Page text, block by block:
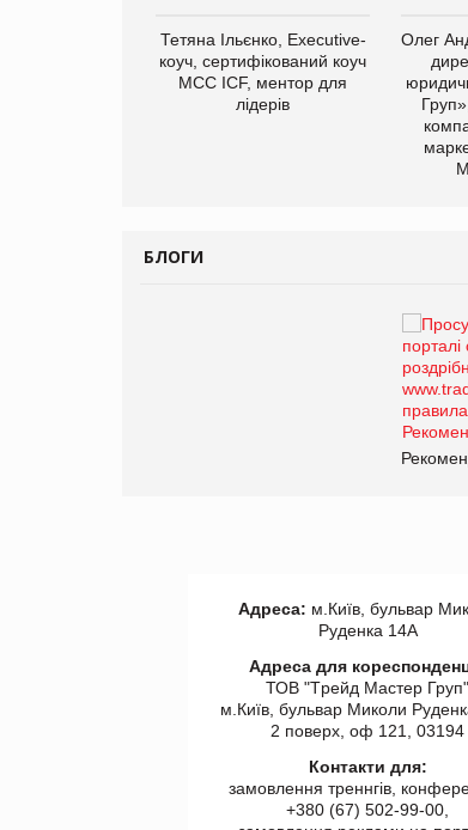
Тетяна Ільєнко, Executive-
коуч, сертифікований коуч
МСС ICF, ментор для
лідерів
Олег
БЛОГИ
Адреса: м.Київ, бульвар
Руденка 14А
Адреса для
ТОВ "Tрейд Мастер Груп"
м.Київ, бульвар Миколи
2 поверх, оф 121, 03194
Контакти для:
замовлення треннгів,
+380 (67) 502-99-00,